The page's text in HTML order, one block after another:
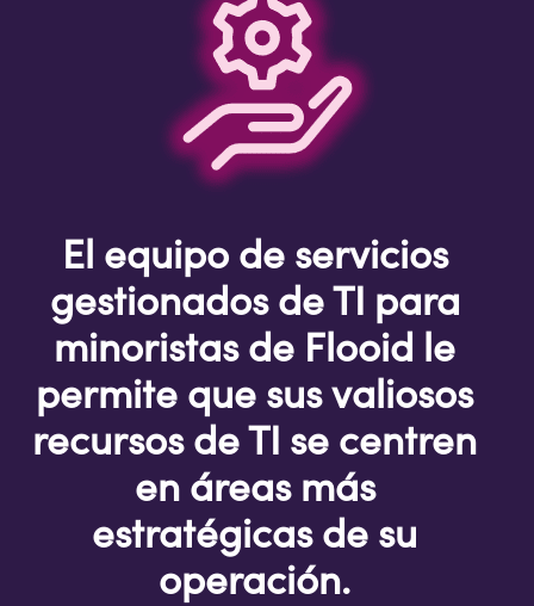
El equipo de servicios
gestionados de TI para
minoristas de Flooid le
permite que sus valiosos
recursos de TI se centren
en áreas más
estratégicas de su
operación.